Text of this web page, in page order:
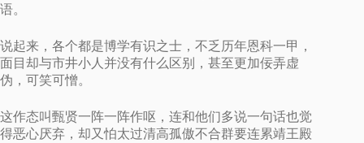
语。
说起来，各个都是博学有识之士，不乏历年恩科一甲，
面目却与市井小人并没有什么区别，甚至更加佞弄虚
伪，可笑可憎。
这作态叫甄贤一阵一阵作呕，连和他们多说一句话也觉
得恶心厌弃，却又怕太过清高孤傲不合群要连累靖王殿